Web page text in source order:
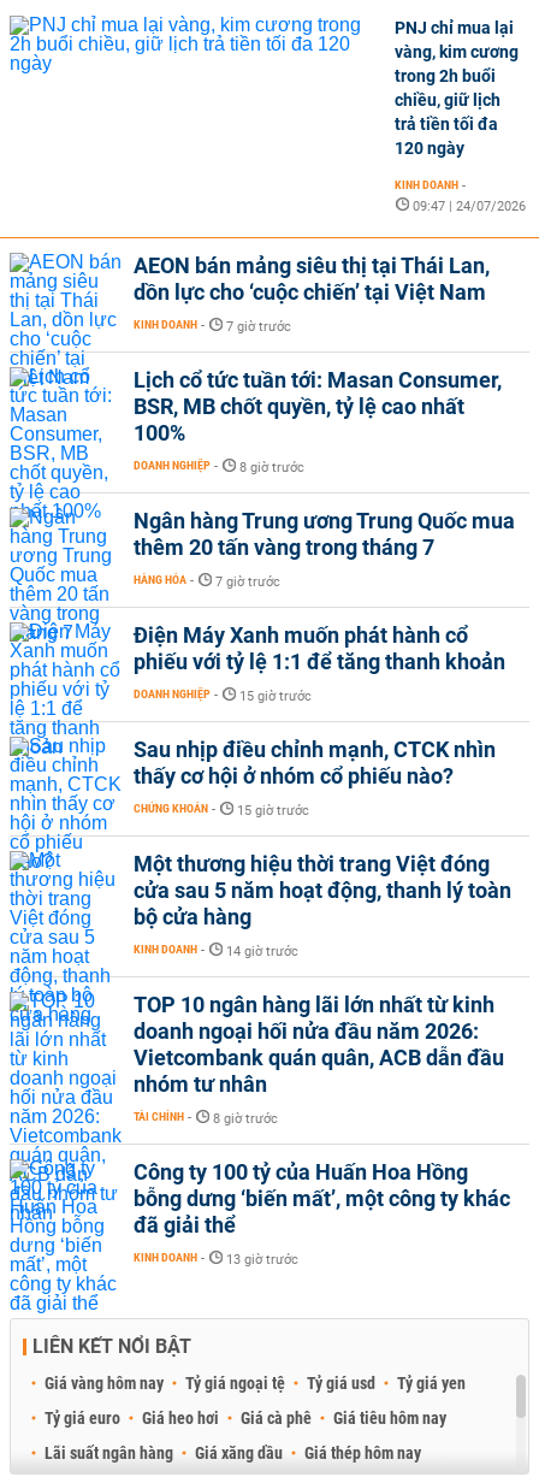
PNJ chỉ mua lại
vàng, kim cương
trong 2h buổi
chiều, giữ lịch
trả tiền tối đa
120 ngày
KINH DOANH -
09:47 | 24/07/2026
AEON bán mảng siêu thị tại Thái Lan,
dồn lực cho ‘cuộc chiến’ tại Việt Nam
KINH DOANH - 7 giờ trước
Lịch cổ tức tuần tới: Masan Consumer,
BSR, MB chốt quyền, tỷ lệ cao nhất
100%
DOANH NGHIỆP - 8 giờ trước
Ngân hàng Trung ương Trung Quốc mua
thêm 20 tấn vàng trong tháng 7
HÀNG HÓA - 7 giờ trước
Điện Máy Xanh muốn phát hành cổ
phiếu với tỷ lệ 1:1 để tăng thanh khoản
DOANH NGHIỆP - 15 giờ trước
Sau nhịp điều chỉnh mạnh, CTCK nhìn
thấy cơ hội ở nhóm cổ phiếu nào?
CHỨNG KHOÁN - 15 giờ trước
Một thương hiệu thời trang Việt đóng
cửa sau 5 năm hoạt động, thanh lý toàn
bộ cửa hàng
KINH DOANH - 14 giờ trước
TOP 10 ngân hàng lãi lớn nhất từ kinh
doanh ngoại hối nửa đầu năm 2026:
Vietcombank quán quân, ACB dẫn đầu
nhóm tư nhân
TÀI CHÍNH - 8 giờ trước
Công ty 100 tỷ của Huấn Hoa Hồng
bỗng dưng ‘biến mất’, một công ty khác
đã giải thể
KINH DOANH - 13 giờ trước
LIÊN KẾT NỔI BẬT
Giá vàng hôm nay Tỷ giá ngoại tệ Tỷ giá usd
Tỷ giá yen
Tỷ giá euro
Giá heo hơi Giá cà phê
Giá tiêu hôm nay
Lãi suất ngân hàng
Giá xăng dầu
Giá thép hôm nay